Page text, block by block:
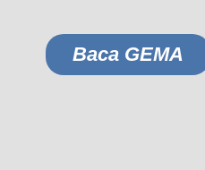
Baca GEMA